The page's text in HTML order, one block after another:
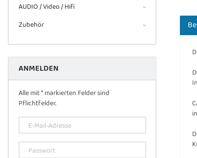
AUDIO / Video / Hifi
Zubehör
ANMELDEN
Alle mit*markierten Felder sind
Pflichtfelder.
E-Mail-Adresse
Passwort